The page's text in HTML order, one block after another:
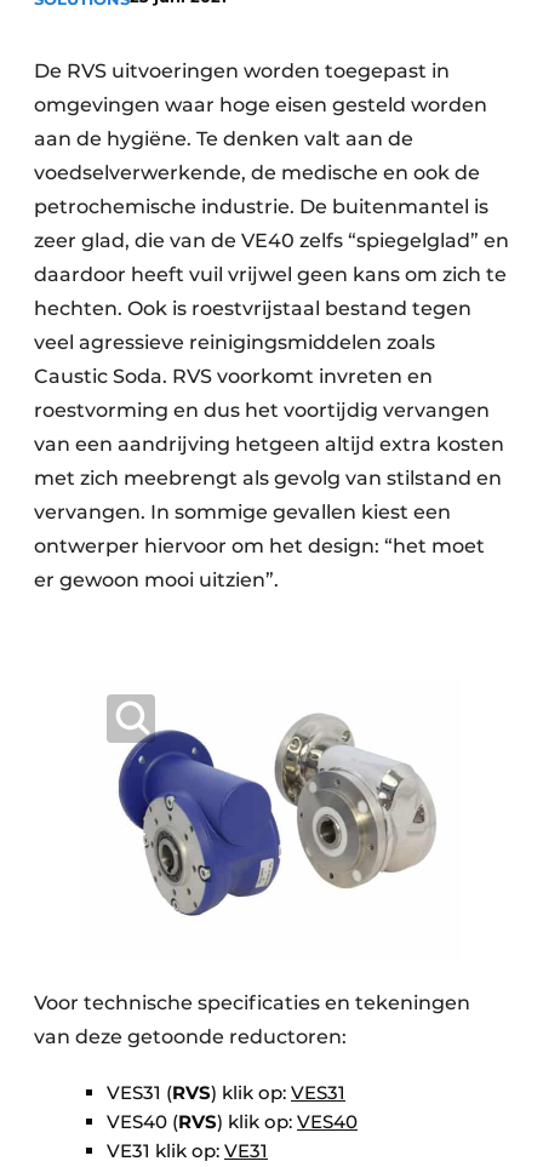
Vacature aanmelden
Vacatures
Video’s
De RVS uitvoeringen worden toegepast in
omgevingen waar hoge eisen gesteld worden
aan de hygiëne. Te denken valt aan de
voedselverwerkende, de medische en ook de
petrochemische industrie. De buitenmantel is
zeer glad, die van de VE40 zelfs “spiegelglad” en
daardoor heeft vuil vrijwel geen kans om zich te
hechten. Ook is roestvrijstaal bestand tegen
veel agressieve reinigingsmiddelen zoals
Caustic Soda. RVS voorkomt invreten en
roestvorming en dus het voortijdig vervangen
van een aandrijving hetgeen altijd extra kosten
met zich meebrengt als gevolg van stilstand en
vervangen. In sommige gevallen kiest een
ontwerper hiervoor om het design: “het moet
er gewoon mooi uitzien”.
Voor technische specificaties en tekeningen
van deze getoonde reductoren:
VES31 (RVS) klik op: VES31
VES40 (RVS) klik op: VES40
VE31 klik op: VE31